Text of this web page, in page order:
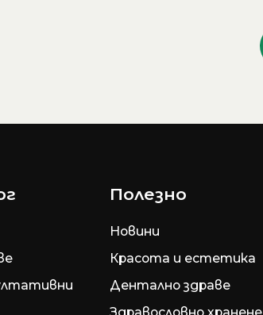
Полезно
Новини
Красота и естетика
Дентално здраве